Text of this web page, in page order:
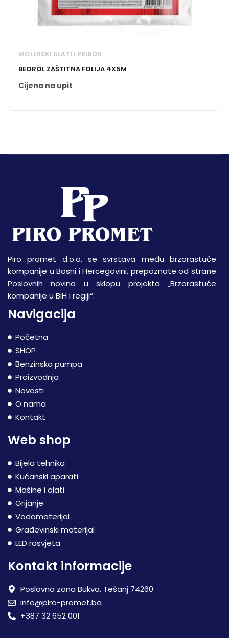
MOLERSKI ALATI I PRIBOR
BEOROL ZAŠTITNA FOLIJA 4X5M
Cijena na upit
Piro promet d.o.o. se svrstava među brzorastuće
kompanije u Bosni i Hercegovini, prepoznate od strane
Poslovnih novina u sklopu projekta „Brzorastuće
kompanije u BiH i regiji“.
Navigacija
Početna
SHOP
Benzinska pumpa
Proizvodnja
Novosti
O nama
Kontakt
Web shop
Bijela tehnika
Kućanski aparati
Mašine i alati
Grijanje
Vodomaterijal
Građevinski materijal
LED rasvjeta
Kontakt informacije
Poslovna zona Bukva, Tešanj 74260
info@piro-promet.ba
+387 32 652 001